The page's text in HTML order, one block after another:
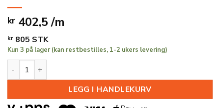
kr 402,5 /m
kr 805 STK
Kun 3 på lager (kan restbestilles, 1-2 ukers levering)
LISTVERK Z10 PU FLEX 18X38X2000MM antall
LEGG I HANDLEKURV